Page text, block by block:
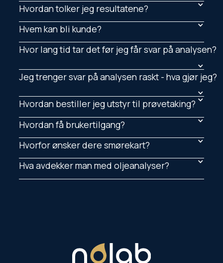
Hvordan tolker jeg resultatene?
Hvem kan bli kunde?
Hvor lang tid tar det før jeg får svar på analysen?
Jeg trenger svar på analysen raskt - hva gjør jeg?
Hvordan bestiller jeg utstyr til prøvetaking?
Hvordan få brukertilgang?
Hvorfor ønsker dere smørekart?
Hva avdekker man med oljeanalyser?